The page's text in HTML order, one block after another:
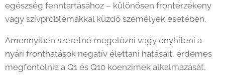
egészség fenntartásához – különösen frontérzékeny
vagy szívproblémákkal küzdő személyek esetében.
Amennyiben szeretné megelőzni vagy enyhíteni a
nyári fronthatások negatív élettani hatásait, érdemes
megfontolnia a Q1 és Q10 koenzimek alkalmazását,